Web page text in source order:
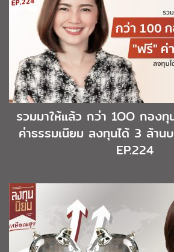
รวมมาให้แล้ว กว่า 1OO กอง
ค่าธรรมเนียม ลงทุนได้ 3 ล้าน
EP.224